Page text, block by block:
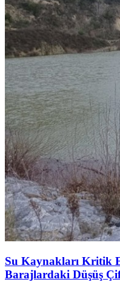
Su Kaynakları Kritik
Barajlardaki Düşüş